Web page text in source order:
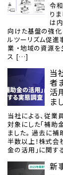
令
り
は
向けた基盤の強化
ルツーリズム促
業 ・地域の資源
ス […]
当
者
活
ま
当社による、従
対象にした「補助
ました。 過去に
半数以上！株式
金の活用」に関
新